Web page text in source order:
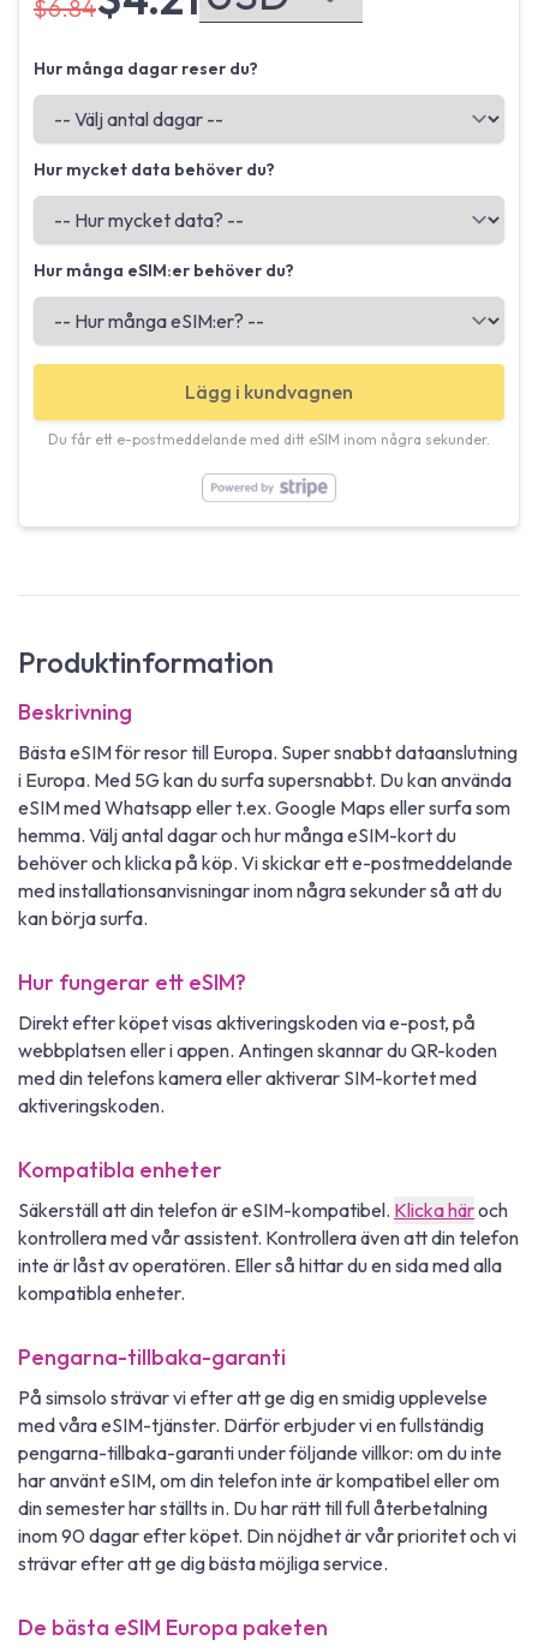
$6.84
Hur många dagar reser du?
Hur mycket data behöver du?
Hur många eSIM:er behöver du?
Lägg i kundvagnen
Du får ett e-postmeddelande med ditt eSIM inom några sekunder.
Produktinformation
Beskrivning
Bästa eSIM för resor till Europa. Super snabbt dataanslutning
i Europa. Med 5G kan du surfa supersnabbt. Du kan använda
eSIM med Whatsapp eller t.ex. Google Maps eller surfa som
hemma. Välj antal dagar och hur många eSIM-kort du
behöver och klicka på köp. Vi skickar ett e-postmeddelande
med installationsanvisningar inom några sekunder så att du
kan börja surfa.
Hur fungerar ett eSIM?
Direkt efter köpet visas aktiveringskoden via e-post, på
webbplatsen eller i appen. Antingen skannar du QR-koden
med din telefons kamera eller aktiverar SIM-kortet med
aktiveringskoden.
Kompatibla enheter
Säkerställ att din telefon är eSIM-kompatibel. Klicka häroch
kontrollera med vår assistent. Kontrollera även att din telefon
inte är låst av operatören. Eller så hittar du en sida med alla
kompatibla enheter.
Pengarna-tillbaka-garanti
På simsolo strävar vi efter att ge dig en smidig upplevelse
med våra eSIM-tjänster. Därför erbjuder vi en fullständig
pengarna-tillbaka-garanti under följande villkor: om du inte
har använt eSIM, om din telefon inte är kompatibel eller om
din semester har ställts in. Du har rätt till full återbetalning
inom 90 dagar efter köpet. Din nöjdhet är vår prioritet och vi
strävar efter att ge dig bästa möjliga service.
De bästa eSIM Europa paketen